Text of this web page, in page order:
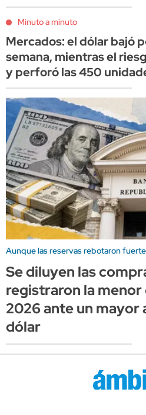
Minuto a minuto
Mercados: el dólar bajó
semana, mientras el
y perforó las 450
Aunque las reservas rebotaron fuerte
Se diluyen las
registraron la menor
2026 ante un mayor
dólar